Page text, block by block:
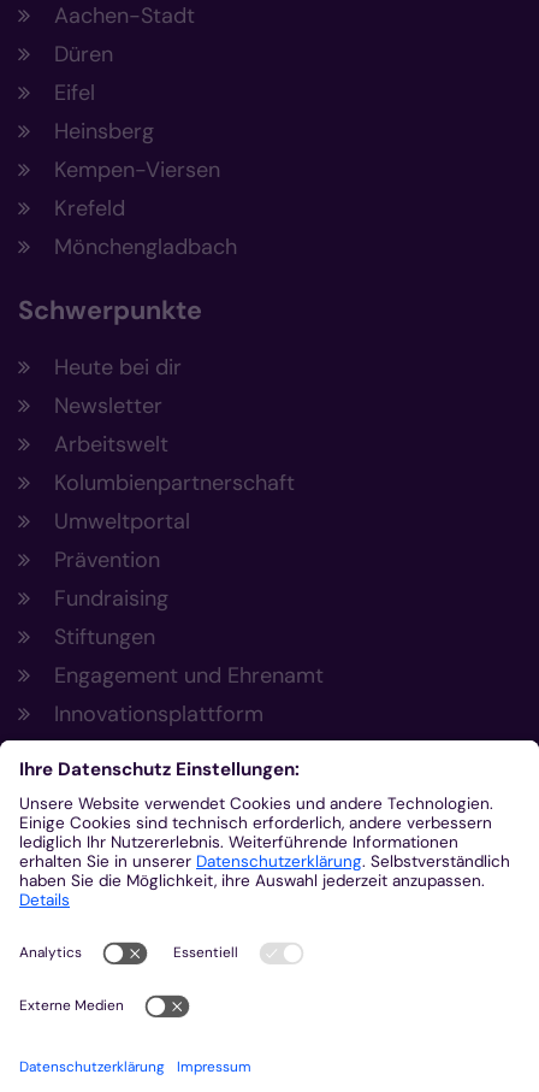
Aachen-Stadt
Düren
Eifel
Heinsberg
Kempen-Viersen
Krefeld
Mönchengladbach
Schwerpunkte
Heute bei dir
Newsletter
Arbeitswelt
Kolumbienpartnerschaft
Umweltportal
Prävention
Fundraising
Stiftungen
Engagement und Ehrenamt
Innovationsplattform
Aus der Plattform
Nachrichten
Veranstaltungen
Gottesdienste
Stellenangebote
Kirchenzeitung
Amtsblatt (Kirchlicher Anzeiger)
Rechtsdatenbank